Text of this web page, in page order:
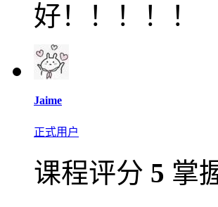
好！！！！！
Jaime
正式用户
课程评分 5 掌